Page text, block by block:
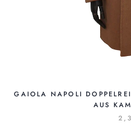
GAIOLA NAPOLI
AUS